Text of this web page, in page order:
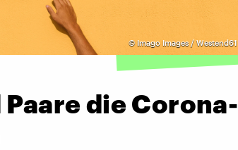
© Imago Images / Westend61
die Corona-